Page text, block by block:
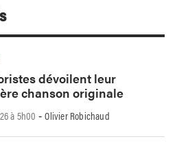
dévoilent leur
chanson originale
à 5h00 -Olivier Robichaud